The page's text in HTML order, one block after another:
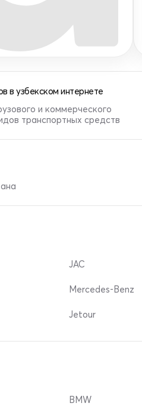
в узбекском интернете
и коммерческого
транспортных средств
JAC
Mercedes-Benz
Jetour
BMW